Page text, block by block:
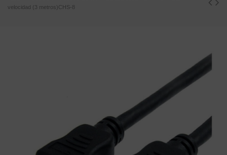
velocidad (3 metros)CHS-8